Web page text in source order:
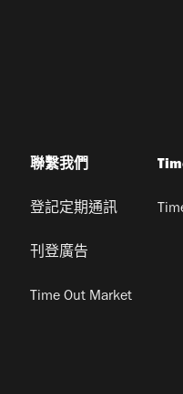
聯繫我們
登記定期通訊
刊登廣告
Time Out Market